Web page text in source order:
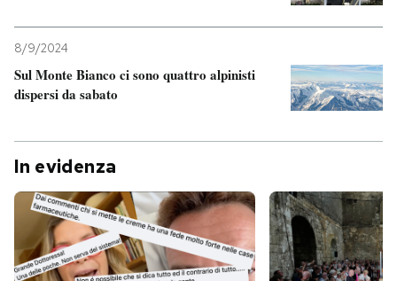
8/9/2024
Sul Monte Bianco ci sono quattro alpinisti
dispersi da sabato
In evidenza